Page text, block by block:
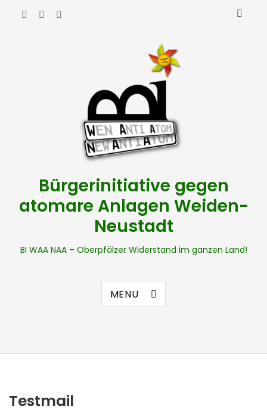
Bürgerinitiative gegen
atomare Anlagen Weiden-
Neustadt
BI WAA NAA – Oberpfälzer Widerstand im ganzen Land!
MENU
Testmail